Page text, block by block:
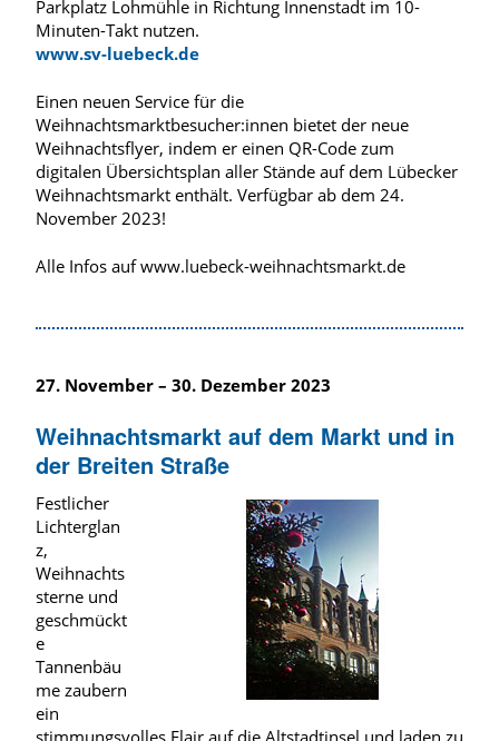
Parkplatz Lohmühle in Richtung Innenstadt im 10-
Minuten-Takt nutzen.
www.sv-luebeck.de
Einen neuen Service für die
Weihnachtsmarktbesucher:innen bietet der neue
Weihnachtsflyer, indem er einen QR-Code zum
digitalen Übersichtsplan aller Stände auf dem Lübecker
Weihnachtsmarkt enthält. Verfügbar ab dem 24.
November 2023!
Alle Infos auf www.luebeck-weihnachtsmarkt.de
27. November – 30. Dezember 2023
Weihnachtsmarkt auf dem Markt und in
der Breiten Straße
Festlicher
Lichterglan
z,
Weihnachts
sterne und
geschmückt
e
Tannenbäu
me zaubern
ein